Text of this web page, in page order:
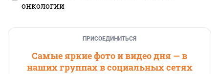
онкологии
ПРИСОЕДИНИТЬСЯ
Самые яркие фото и видео дня — в
наших группах в социальных сетях